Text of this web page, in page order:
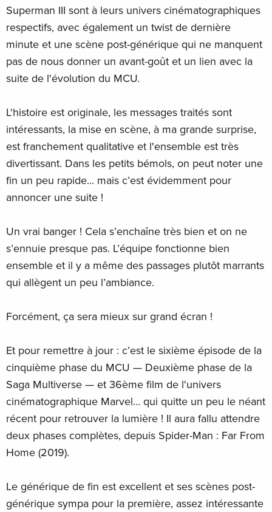
Superman III sont à leurs univers cinématographiques
respectifs, avec également un twist de dernière
minute et une scène post-générique qui ne manquent
pas de nous donner un avant-goût et un lien avec la
suite de l'évolution du MCU.
L'histoire est originale, les messages traités sont
intéressants, la mise en scène, à ma grande surprise,
est franchement qualitative et l'ensemble est très
divertissant. Dans les petits bémols, on peut noter une
fin un peu rapide... mais c’est évidemment pour
annoncer une suite !
Un vrai banger ! Cela s’enchaîne très bien et on ne
s’ennuie presque pas. L’équipe fonctionne bien
ensemble et il y a même des passages plutôt marrants
qui allègent un peu l’ambiance.
Forcément, ça sera mieux sur grand écran !
Et pour remettre à jour : c’est le sixième épisode de la
cinquième phase du MCU — Deuxième phase de la
Saga Multiverse — et 36ème film de l'univers
cinématographique Marvel… qui quitte un peu le néant
récent pour retrouver la lumière ! Il aura fallu attendre
deux phases complètes, depuis Spider-Man : Far From
Home (2019).
Le générique de fin est excellent et ses scènes post-
générique sympa pour la première, assez intéressante